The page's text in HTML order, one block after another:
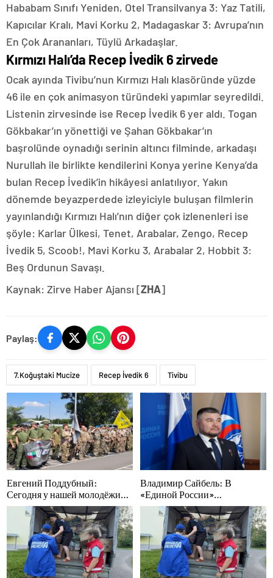
Hababam Sınıfı Yeniden, Otel Transilvanya 3: Yaz Tatili,
Kapıcılar Kralı, Mavi Korku 2, Madagaskar 3: Avrupa’nın
En Çok Arananları, Tüylü Arkadaşlar.
Kırmızı Halı’da Recep İvedik 6 zirvede
Ocak ayında Tivibu’nun Kırmızı Halı klasöründe yüzde
46 ile en çok animasyon türündeki yapımlar seyredildi.
Listenin zirvesinde ise Recep İvedik 6 yer aldı. Togan
Gökbakar’ın yönettiği ve Şahan Gökbakar’ın
başrolünde oynadığı serinin altıncı filminde, arkadaşı
Nurullah ile birlikte kendilerini Konya yerine Kenya’da
bulan Recep İvedik’in hikâyesi anlatılıyor. Yakın
dönemde beyazperdede izleyiciyle buluşan filmlerin
yayınlandığı Kırmızı Halı’nın diğer çok izlenenleri ise
şöyle: Karlar Ülkesi, Tenet, Arabalar, Zengo, Recep
İvedik 5, Scoob!, Mavi Korku 3, Arabalar 2, Hobbit 3:
Beş Ordunun Savaşı.
Kaynak: Zirve Haber Ajansı [ZHA]
Paylaş:
7.Koğuştaki Mucize Recep İvedik 6 Tivibu
Евгений Поддубный:
Сегодня у нашей молодёжи
куётся характер победителей
Владимир Сайбель: В
«Единой России»
поддерживают решение
Минтруда упростить для
бывших участников СВО
получение соцконтракта